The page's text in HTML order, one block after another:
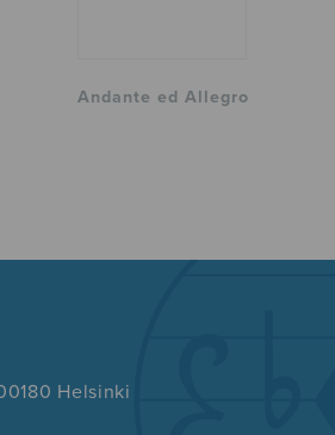
Andante ed Allegro
Helsinki